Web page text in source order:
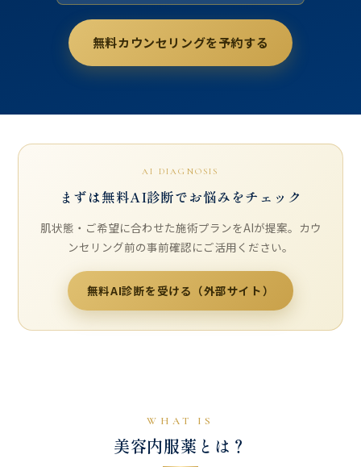
無料カウンセリングを予約する
AI DIAGNOSIS
まずは無料AI診断でお悩みをチェック
肌状態・ご希望に合わせた施術プランをAIが提案。カウ
ンセリング前の事前確認にご活用ください。
無料AI診断を受ける（外部サイト）
WHAT IS
美容内服薬とは？